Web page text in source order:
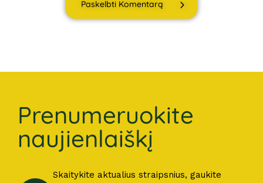
Paskelbti Komentarą
Prenumeruokite
naujienlaiškį
Skaitykite aktualius straipsnius, gaukite